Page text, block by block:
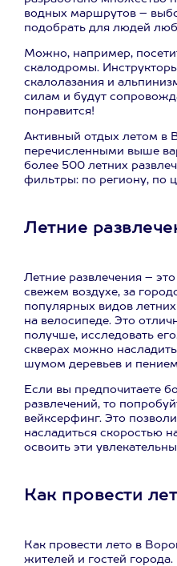
водных маршрутов –
подобрать для людей
Можно, например,
скалодромы.
скалолазания и
силам и будут
понравится!
Активный отдых летом в
перечисленными выше
более 500 летних
фильтры: по региону, по
Летние
Летние развлечения –
свежем воздухе, за
популярных видов
на велосипеде. Это
получше, исследовать
скверах можно
шумом деревьев и
Если вы предпочитаете
развлечений, то
вейксерфинг. Это
насладиться скоростью
освоить эти
Как провести
Как провести лето в
жителей и гостей